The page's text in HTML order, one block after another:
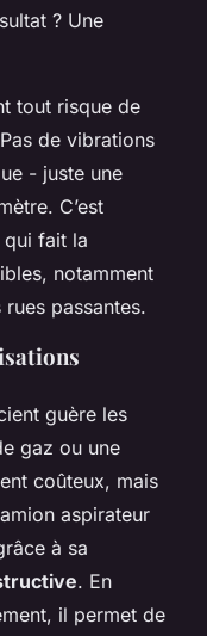
? Une
tout risque de
de vibrations
- juste une
C’est
fait la
notamment
passantes.
guère les
gaz ou une
coûteux, mais
aspirateur
à sa
. En
il permet de